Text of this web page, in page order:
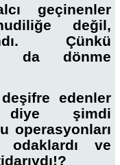
geçinenler
değil,
Çünkü
da dönme
edenler
diye şimdi
operasyonları
odaklardı ve